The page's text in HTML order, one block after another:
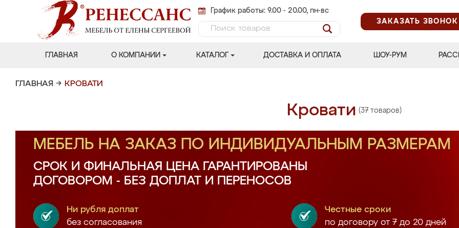
График работы: 9.00 - 20.00, пн-вс
ЗАКАЗАТЬ ЗВОНОК
ГЛАВНАЯ О КОМПАНИИ КАТАЛОГ ДОСТАВКА И ОПЛАТА ШОУ-РУМ
ГЛАВНАЯ → КРОВАТИ
Кровати (37 товаров)
МЕБЕЛЬ НА ЗАКАЗ ПО ИНДИВИДУАЛЬНЫМ РАЗМЕРАМ
СРОК И ФИНАЛЬНАЯ ЦЕНА ГАРАНТИРОВАНЫ
ДОГОВОРОМ - БЕЗ ДОПЛАТ И ПЕРЕНОСОВ
Ни рубля доплат
без согласования
Честные сроки
по договору от 7 до 20 дней